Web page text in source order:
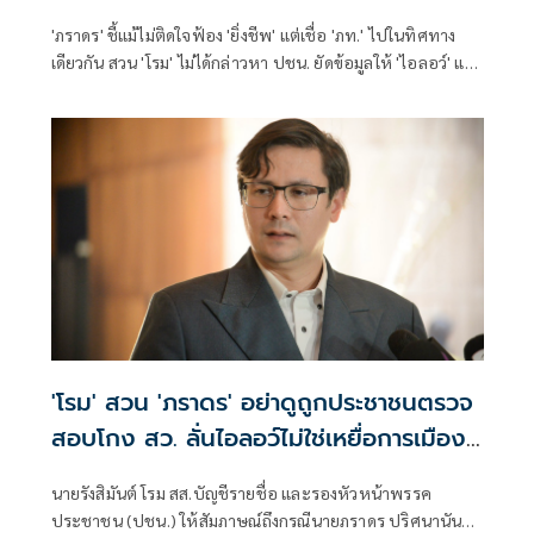
'ภราดร' ชี้แม้ไม่ติดใจฟ้อง 'ยิ่งชีพ' แต่เชื่อ 'ภท.' ไปในทิศทาง
เดียวกัน สวน 'โรม' ไม่ได้กล่าวหา ปชน. ยัดข้อมูลให้ 'ไอลอว์' แค่
สังคมดูเอง
'โรม' สวน 'ภราดร' อย่าดูถูกประชาชนตรวจ
สอบโกง สว. ลั่นไอลอว์ไม่ใช่เหยื่อการเมือง
อย่าคิดว่าคนอื่นจะเป็นเหมือนตัวเอง
นายรังสิมันต์ โรม สส.บัญชีรายชื่อ และรองหัวหน้าพรรค
ประชาชน (ปชน.) ให้สัมภาษณ์ถึงกรณีนายภราดร ปริศนานันท